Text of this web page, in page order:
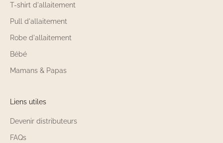
T-shirt d'allaitement
Pull d'allaitement
Robe d'allaitement
Bébé
Mamans & Papas
Liens utiles
Devenir distributeurs
FAQs